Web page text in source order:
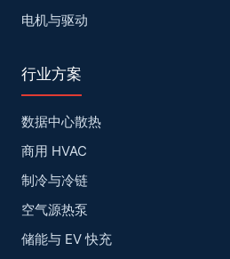
电机与驱动
行业方案
数据中心散热
商用 HVAC
制冷与冷链
空气源热泵
储能与 EV 快充